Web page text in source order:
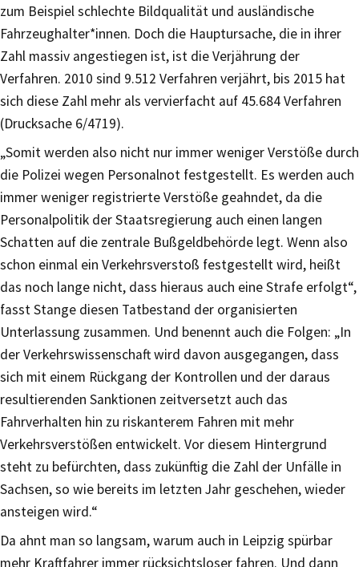
zum Beispiel schlechte Bildqualität und ausländische
Fahrzeughalter*innen. Doch die Hauptursache, die in ihrer
Zahl massiv angestiegen ist, ist die Verjährung der
Verfahren. 2010 sind 9.512 Verfahren verjährt, bis 2015 hat
sich diese Zahl mehr als vervierfacht auf 45.684 Verfahren
(Drucksache 6/4719).
„Somit werden also nicht nur immer weniger Verstöße durch
die Polizei wegen Personalnot festgestellt. Es werden auch
immer weniger registrierte Verstöße geahndet, da die
Personalpolitik der Staatsregierung auch einen langen
Schatten auf die zentrale Bußgeldbehörde legt. Wenn also
schon einmal ein Verkehrsverstoß festgestellt wird, heißt
das noch lange nicht, dass hieraus auch eine Strafe erfolgt“,
fasst Stange diesen Tatbestand der organisierten
Unterlassung zusammen. Und benennt auch die Folgen: „In
der Verkehrswissenschaft wird davon ausgegangen, dass
sich mit einem Rückgang der Kontrollen und der daraus
resultierenden Sanktionen zeitversetzt auch das
Fahrverhalten hin zu riskanterem Fahren mit mehr
Verkehrsverstößen entwickelt. Vor diesem Hintergrund
steht zu befürchten, dass zukünftig die Zahl der Unfälle in
Sachsen, so wie bereits im letzten Jahr geschehen, wieder
ansteigen wird.“
Da ahnt man so langsam, warum auch in Leipzig spürbar
mehr Kraftfahrer immer rücksichtsloser fahren. Und dann